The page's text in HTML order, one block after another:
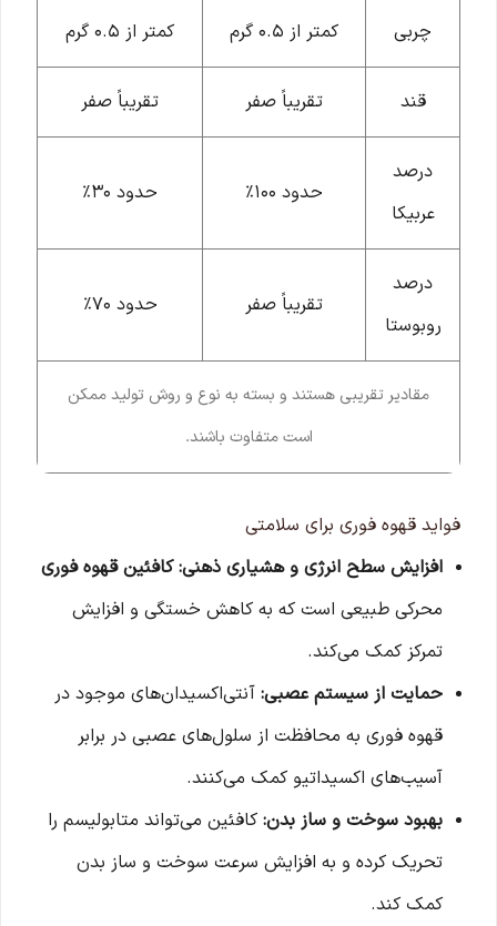
چربی کمتر از ۰.۵ گرم کمتر از ۰.۵ گرم
قند تقریباً صفر تقریباً صفر
درصد
عربیکا
حدود ۱۰۰٪ حدود ۳۰٪
درصد
روبوستا
تقریباً صفر حدود ۷۰٪
مقادیر تقریبی هستند و بسته به نوع و روش تولید ممکن
است متفاوت باشند.
فواید قهوه فوری برای سلامتی
افزایش سطح انرژی و هشیاری ذهنی: کافئین قهوه فوری
محرکی طبیعی است که به کاهش خستگی و افزایش
تمرکز کمک می‌کند.
حمایت از سیستم عصبی: آنتی‌اکسیدان‌های موجود در
قهوه فوری به محافظت از سلول‌های عصبی در برابر
آسیب‌های اکسیداتیو کمک می‌کنند.
بهبود سوخت و ساز بدن: کافئین می‌تواند متابولیسم را
تحریک کرده و به افزایش سرعت سوخت و ساز بدن
کمک کند.